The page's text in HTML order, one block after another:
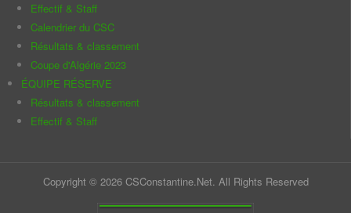
Effectif & Staff
Calendrier du CSC
Résultats & classement
Coupe d'Algérie 2023
ÉQUIPE RÉSERVE
Résultats & classement
Effectif & Staff
Copyright © 2026 CSConstantine.Net. All Rights Reserved